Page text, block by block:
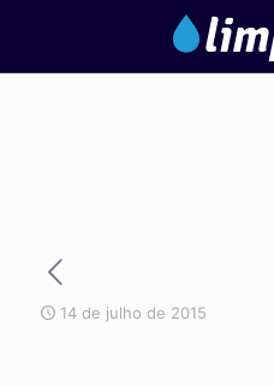
14 de julho de 2015